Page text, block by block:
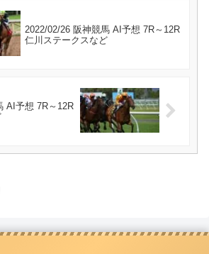
2022/02/26 阪神競馬 AI予想 7R～12R
仁川ステークスなど
AI予想 7R～12R